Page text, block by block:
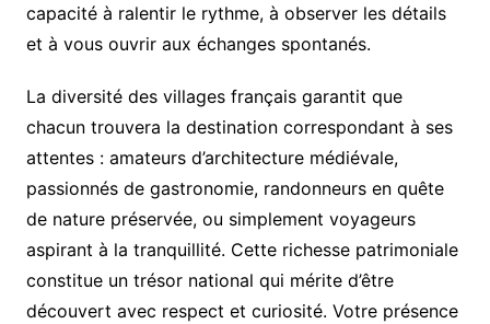
capacité à ralentir le rythme, à observer les détails
et à vous ouvrir aux échanges spontanés.
La diversité des villages français garantit que
chacun trouvera la destination correspondant à ses
attentes : amateurs d’architecture médiévale,
passionnés de gastronomie, randonneurs en quête
de nature préservée, ou simplement voyageurs
aspirant à la tranquillité. Cette richesse patrimoniale
constitue un trésor national qui mérite d’être
découvert avec respect et curiosité. Votre présence